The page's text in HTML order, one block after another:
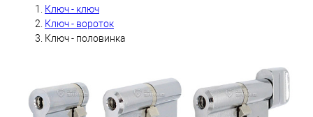
Ключ - ключ
Ключ - вороток
Ключ - половинка